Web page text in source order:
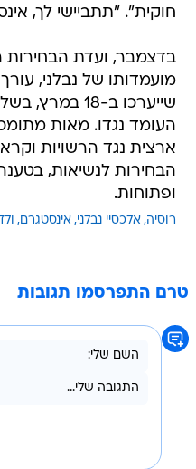
חוקית". "תתביישי לך,
בדצמבר, ועדת
מועמדותו של נבלני,
שייערכו ב-18
העומד נגדו. מאות
ארצית נגד הרשויות
הבחירות לנשיאות, בטענה
ופתוחות.
רוסיה אלכסיי נבלני אינסטגרם
טרם התפרסמו תגובות